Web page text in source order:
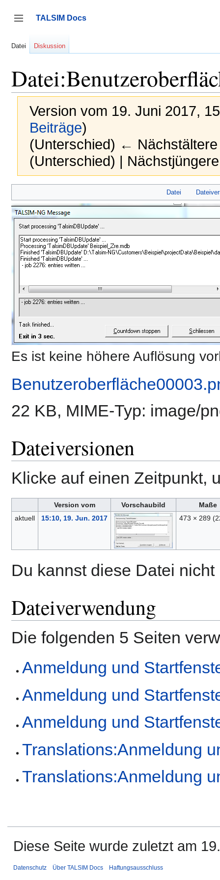
springen
Seitenleiste umschalten
TALSIM Docs
Datei Diskussion
Version vom 19. Juni 2017,
Beiträge)
(Unterschied) ← Nächstältere
(Unterschied) |
Datei
Es ist keine höhere Auflösung
22 KB, MIME-Typ: image/
Dateiversionen
Klicke auf einen Zeitpunkt,
Version vom Vorschaubild
Maße
aktuell
15:10, 19. Jun. 2017 473 × 289
Du kannst diese Datei
Dateiverwendung
Die folgenden 5 Seiten
Anmeldung und
Anmeldung und
Anmeldung und
Translations:Anmeldung
Translations:Anmeldung
Diese Seite wurde zuletzt am
Datenschutz Über TALSIM Docs Haftungsausschluss